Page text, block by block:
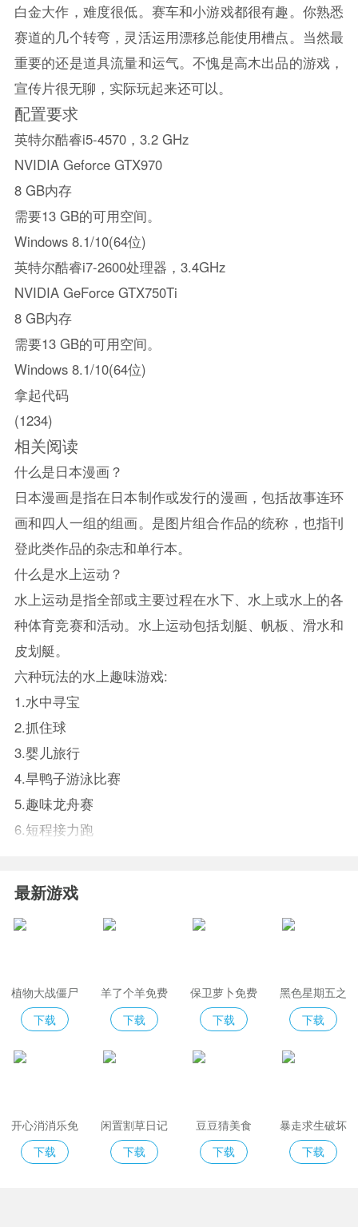
白金大作，难度很低。赛车和小游戏都很有趣。你熟悉
赛道的几个转弯，灵活运用漂移总能使用槽点。当然最
重要的还是道具流量和运气。不愧是高木出品的游戏，
宣传片很无聊，实际玩起来还可以。
配置要求
英特尔酷睿i5-4570，3.2 GHz
NVIDIA Geforce GTX970
8 GB内存
需要13 GB的可用空间。
Windows 8.1/10(64位)
英特尔酷睿i7-2600处理器，3.4GHz
NVIDIA GeForce GTX750Ti
8 GB内存
需要13 GB的可用空间。
Windows 8.1/10(64位)
拿起代码
(1234)
相关阅读
什么是日本漫画？
日本漫画是指在日本制作或发行的漫画，包括故事连环
画和四人一组的组画。是图片组合作品的统称，也指刊
登此类作品的杂志和单行本。
什么是水上运动？
水上运动是指全部或主要过程在水下、水上或水上的各
种体育竞赛和活动。水上运动包括划艇、帆板、滑水和
皮划艇。
六种玩法的水上趣味游戏:
1.水中寻宝
2.抓住球
3.婴儿旅行
4.旱鸭子游泳比赛
5.趣味龙舟赛
6.短程接力跑
最新游戏
植物大战僵尸
2免费版
下载
羊了个羊免费
下载
保卫萝卜免费
版
下载
黑色星期五之
夜indiecross
下载
开心消消乐免
费版
下载
闲置割草日记
下载
豆豆猜美食
下载
暴走求生破坏
模拟器
下载